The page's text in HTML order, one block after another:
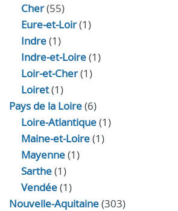
Cher(55)
Eure‑et‑Loir(1)
Indre(1)
Indre‑et‑Loire(1)
Loir‑et‑Cher(1)
Loiret(1)
Pays de la Loire(6)
Loire-Atlantique(1)
Maine-et-Loire(1)
Mayenne(1)
Sarthe(1)
Vendée(1)
Nouvelle-Aquitaine(303)